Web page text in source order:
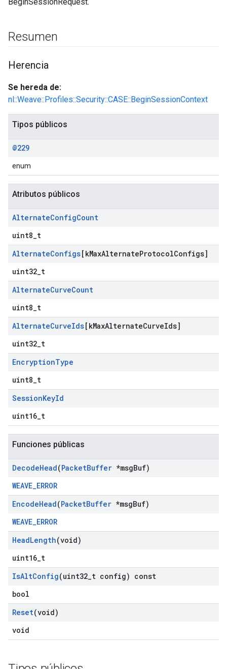
Resumen
Herencia
Se hereda de:
nl::Weave::Profiles::Security::CASE::BeginSessionContext
Tipos públicos
@229
enum
Atributos públicos
AlternateConfigCount
uint8_t
AlternateConfigs[kMaxAlternateProtocolConfigs]
uint32_t
AlternateCurveCount
uint8_t
AlternateCurveIds[kMaxAlternateCurveIds]
uint32_t
EncryptionType
uint8_t
SessionKeyId
uint16_t
Funciones públicas
DecodeHead(PacketBuffer *msgBuf)
WEAVE_ERROR
EncodeHead(PacketBuffer *msgBuf)
WEAVE_ERROR
HeadLength(void)
uint16_t
IsAltConfig(uint32 t config) const
bool
Reset(void)
void